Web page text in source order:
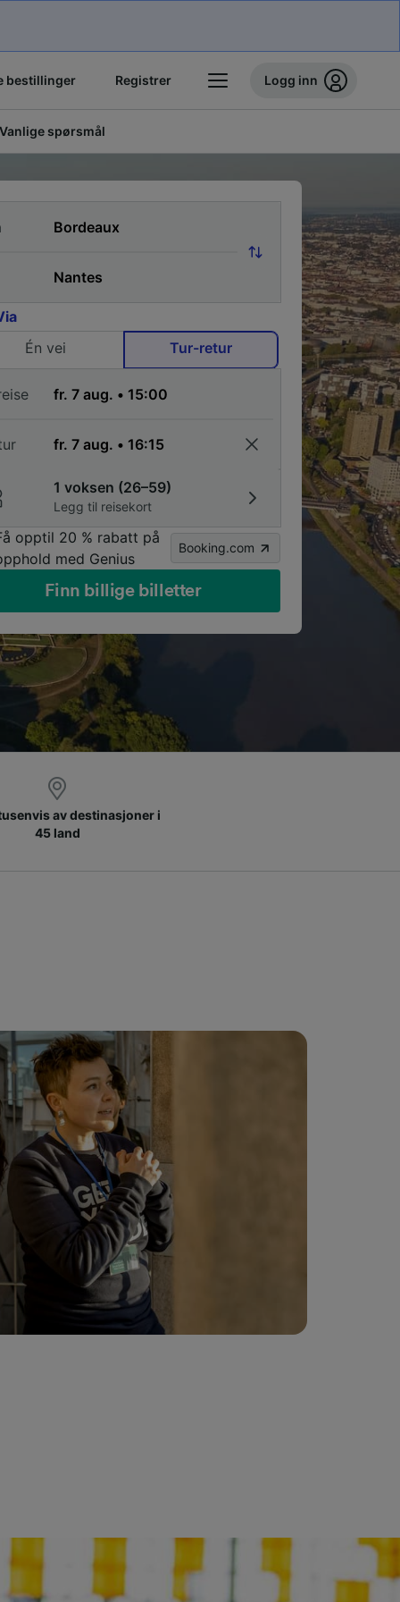
bestillinger Registrer Logg inn
Vanlige spørsmål
Én vei
Tur-retur
1 voksen (26–59)
Legg til reisekort
opptil 20 % rabatt på
med Genius
Booking.com
Finn billige billetter
av destinasjoner i
45 land